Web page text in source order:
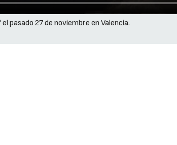
pasado 27 de noviembre en Valencia.